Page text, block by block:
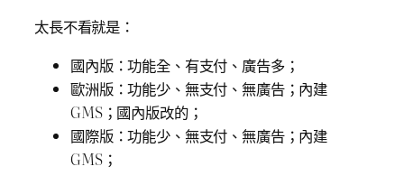
太長不看就是：
國內版：功能全、有支付、廣告多；
歐洲版：功能少、無支付、無廣告；內建
GMS；國內版改的；
國際版：功能少、無支付、無廣告；內建
GMS；